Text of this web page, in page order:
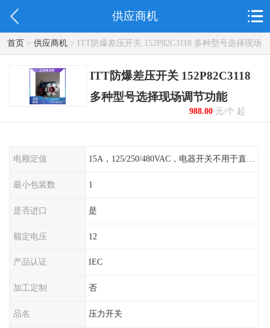
供应商机
首页> 供应商机> ITT防爆差压开关 152P82C3118 多种型号选择现场
调节功能
ITT防爆差压开关 152P82C3118
多种型号选择现场调节功能
988.00元/个 起
电额定值
最小包装数 1
是否进口 是
额定电压 12
产品认证 IEC
加工定制 否
品名 压力开关